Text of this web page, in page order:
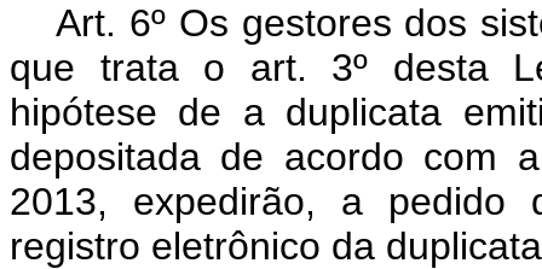
Art. 6º Os gestores dos
que trata o art. 3º desta
hipótese de a duplicata
depositada de acordo com
2013, expedirão, a pedido
registro eletrônico da